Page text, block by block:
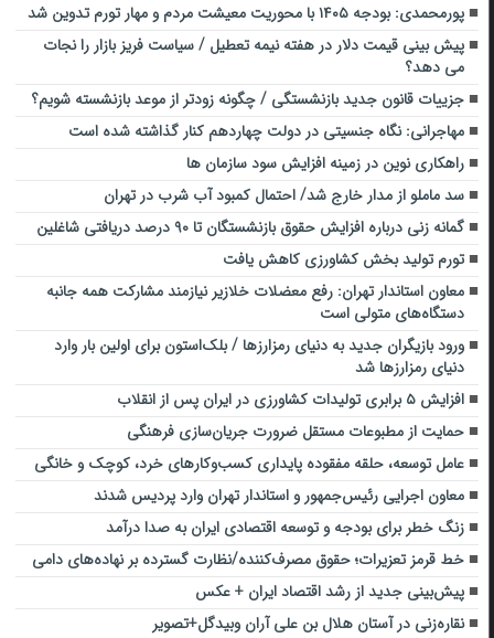
پورمحمدی: بودجه ۱۴۰۵ با محوریت معیشت مردم و مهار تورم تدوین شد
پیش بینی قیمت دلار در هفته نیمه تعطیل / سیاست فریز بازار را نجات
می دهد؟
جزییات قانون جدید بازنشستگی / چگونه زودتر از موعد بازنشسته شویم؟
مهاجرانی: نگاه جنسیتی در دولت چهاردهم کنار گذاشته شده است
راهکاری نوین در زمینه افزایش سود سازمان ها
سد ماملو از مدار خارج شد/ احتمال کمبود آب شرب در تهران
گمانه زنی درباره افزایش حقوق بازنشستگان تا ۹۰ درصد دریافتی شاغلین
تورم تولید بخش کشاورزی کاهش یافت
معاون استاندار تهران: رفع معضلات خلازیر نیازمند مشارکت همه جانبه
دستگاه‌های متولی است
ورود بازیگران جدید به دنیای رمزارزها / بلک‌استون برای اولین بار وارد
دنیای رمزارزها شد
افزایش ۵ برابری تولیدات کشاورزی در ایران پس از انقلاب
حمایت از مطبوعات مستقل ضرورت جریان‌سازی فرهنگی
عامل توسعه، حلقه مفقوده پایداری کسب‌وکارهای خرد، کوچک و خانگی
معاون اجرایی رئیس‌جمهور و استاندار تهران وارد پردیس شدند
زنگ خطر برای بودجه و توسعه اقتصادی ایران به صدا درآمد
خط قرمز تعزیرات؛ حقوق مصرف‌کننده/نظارت گسترده بر نهاده‌های دامی
پیش‌بینی جدید از رشد اقتصاد ایران + عکس
نقاره‌زنی در آستان هلال بن علی آران وبیدگل+تصویر